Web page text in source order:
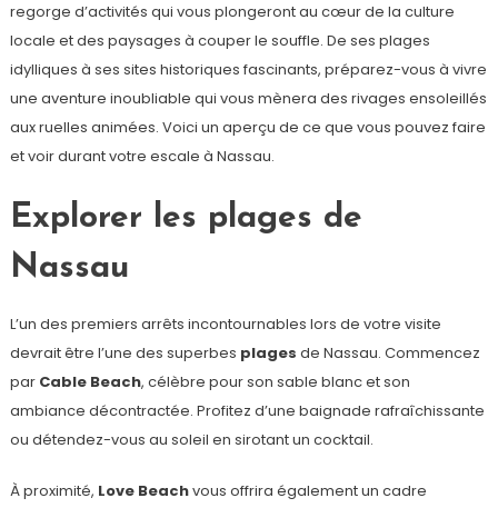
regorge d’activités qui vous plongeront au cœur de la culture
locale et des paysages à couper le souffle. De ses plages
idylliques à ses sites historiques fascinants, préparez-vous à vivre
une aventure inoubliable qui vous mènera des rivages ensoleillés
aux ruelles animées. Voici un aperçu de ce que vous pouvez faire
et voir durant votre escale à Nassau.
Explorer les plages de
Nassau
L’un des premiers arrêts incontournables lors de votre visite
devrait être l’une des superbes plages de Nassau. Commencez
par Cable Beach, célèbre pour son sable blanc et son
ambiance décontractée. Profitez d’une baignade rafraîchissante
ou détendez-vous au soleil en sirotant un cocktail.
À proximité, Love Beachvous offrira également un cadre